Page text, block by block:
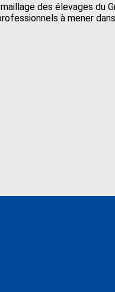
des élevages du
à mener